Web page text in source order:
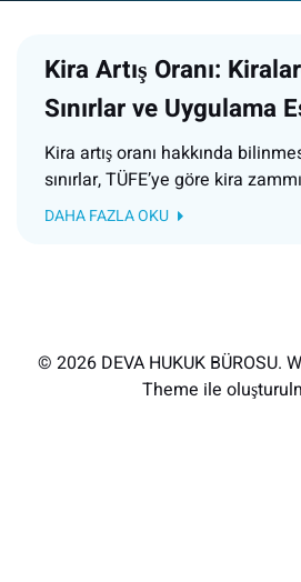
Kira Artış Oranı:
Sınırlar ve Uygulama
Kira artış oranı hakkında
sınırlar, TÜFE’ye göre kira
DAHA FAZLA OKU
© 2026 DEVA HUKUK BÜROSU.
Theme ile